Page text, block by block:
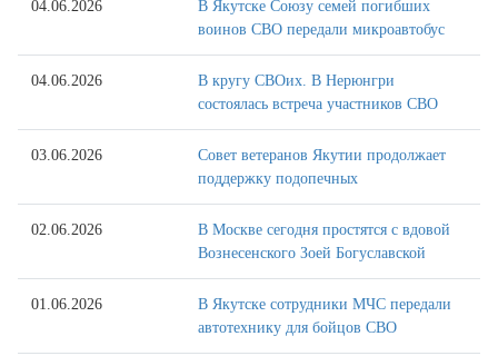
04.06.2026
В Якутске Союзу семей погибших
воинов СВО передали микроавтобус
04.06.2026
В кругу СВОих. В Нерюнгри
состоялась встреча участников СВО
03.06.2026
Совет ветеранов Якутии продолжает
поддержку подопечных
02.06.2026
В Москве сегодня простятся с вдовой
Вознесенского Зоей Богуславской
01.06.2026
В Якутске сотрудники МЧС передали
автотехнику для бойцов СВО